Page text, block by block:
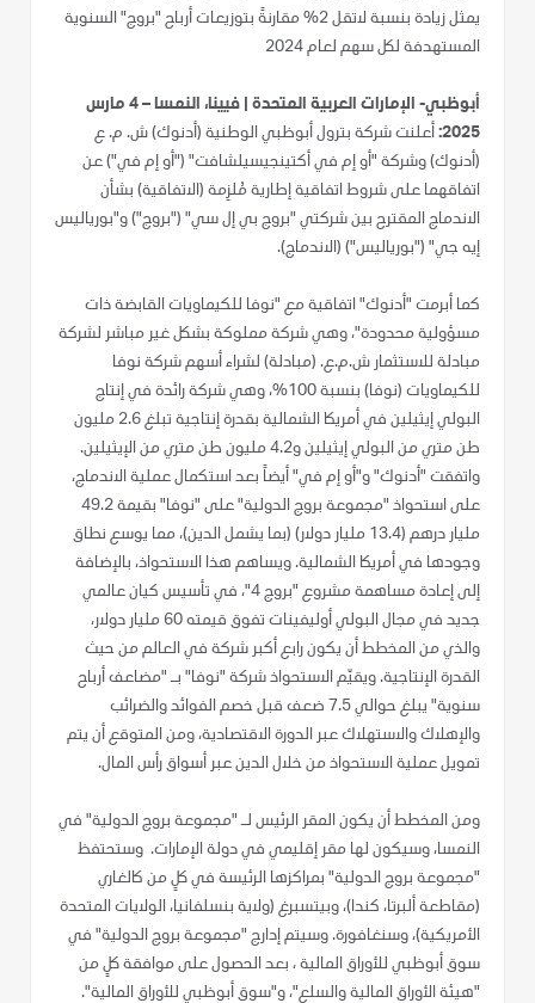
يمثل زيادة بنسبة لاتقل 2% مقارنةً بتوزيعات أرباح "بروج" السنوية
المستهدفة لكل سهم لعام 2024
أبوظبي- الإمارات العربية المتحدة | فيينا، النمسا – 4 مارس
2025:
أعلنت شركة بترول أبوظبي الوطنية (أدنوك) ش. م. ع
(أدنوك) وشركة "أو إم في أكتينجيسيلشافت" ("أو إم في") عن
اتفاقهما على شروط اتفاقية إطارية مُلزِمة (الاتفاقية) بشأن
الاندماج المقترح بين شركتي "بروج بي إل سي" ("بروج") و"بورياليس
إيه جي" ("بورياليس") (الاندماج).
كما أبرمت "أدنوك" اتفاقية مع "نوفا للكيماويات القابضة ذات
مسؤولية محدودة"، وهي شركة مملوكة بشكل غير مباشر لشركة
مبادلة للاستثمار ش.م.ع. (مبادلة) لشراء أسهم شركة نوفا
للكيماويات (نوفا) بنسبة 100%، وهي شركة رائدة في إنتاج
البولي إيثيلين في أمريكا الشمالية بقدرة إنتاجية تبلغ 2.6 مليون
طن متري من البولي إيثيلين و4.2 مليون طن متري من الإيثيلين.
واتفقت "أدنوك" و"أو إم في" أيضاً بعد استكمال عملية الاندماج،
على استحواذ "مجموعة بروج الدولية" على "نوفا" بقيمة 49.2
مليار درهم (13.4 مليار دولار) (بما يشمل الدين)، مما يوسع نطاق
وجودها في أمريكا الشمالية. ويساهم هذا الاستحواذ، بالإضافة
إلى إعادة مساهمة مشروع "بروج 4"، في تأسيس كيان عالمي
جديد في مجال البولي أوليفينات تفوق قيمته 60 مليار دولار،
والذي من المخطط أن يكون رابع أكبر شركة في العالم من حيث
القدرة الإنتاجية. ويقيّم الاستحواذ شركة "نوفا" بـ "مضاعف أرباح
سنوية" يبلغ حوالي 7.5 ضعف قبل خصم الفوائد والضرائب
والإهلاك والاستهلاك عبر الدورة الاقتصادية، ومن المتوقع أن يتم
تمويل عملية الاستحواذ من خلال الدين عبر أسواق رأس المال.
ومن المخطط أن يكون المقر الرئيس لـ "مجموعة بروج الدولية" في
النمسا، وسيكون لها مقر إقليمي في دولة الإمارات. وستحتفظ
"مجموعة بروج الدولية" بمراكزها الرئيسة في كلٍ من كالغاري
(مقاطعة ألبرتا، كندا)، وبيتسبرغ (ولاية بنسلفانيا، الولايات المتحدة
الأمريكية)، وسنغافورة. وسيتم إدارج "مجموعة بروج الدولية" في
سوق أبوظبي للأوراق المالية ، بعد الحصول على موافقة كلٍ من
"هيئة الأوراق المالية والسلع"، و"سوق أبوظبي للأوراق المالية".